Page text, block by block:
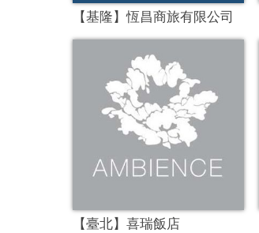
【基隆】恆昌商旅有限公司
【臺北】喜瑞飯店